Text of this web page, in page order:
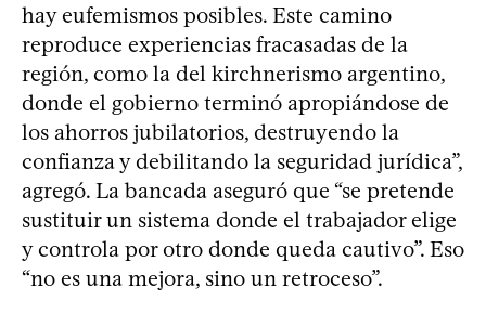
hay eufemismos posibles. Este camino
reproduce experiencias fracasadas de la
región, como la del kirchnerismo argentino,
donde el gobierno terminó apropiándose de
los ahorros jubilatorios, destruyendo la
confianza y debilitando la seguridad jurídica”,
agregó. La bancada aseguró que “se pretende
sustituir un sistema donde el trabajador elige
y controla por otro donde queda cautivo”. Eso
“no es una mejora, sino un retroceso”.